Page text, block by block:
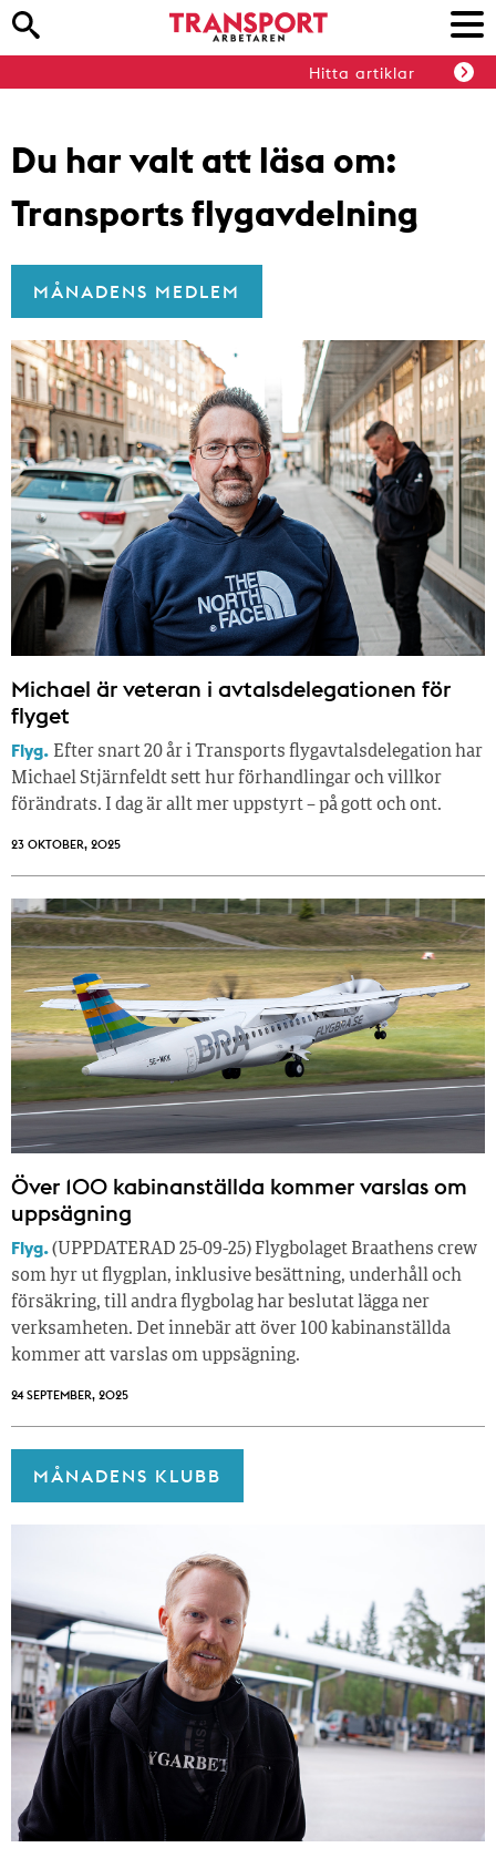
Hitta artiklar
Du har valt att läsa om:
Transports flygavdelning
MÅNADENS MEDLEM
Michael är veteran i avtalsdelegationen för
flyget
Flyg. Efter snart 20 år i Transports flygavtalsdelegation har
Michael Stjärnfeldt sett hur förhandlingar och villkor
förändrats. I dag är allt mer uppstyrt – på gott och ont.
23 OKTOBER, 2025
Över 100 kabinanställda kommer varslas om
uppsägning
Flyg.(UPPDATERAD 25-09-25) Flygbolaget Braathens crew
som hyr ut flygplan, inklusive besättning, underhåll och
försäkring, till andra flygbolag har beslutat lägga ner
verksamheten. Det innebär att över 100 kabinanställda
kommer att varslas om uppsägning.
24 SEPTEMBER, 2025
MÅNADENS KLUBB